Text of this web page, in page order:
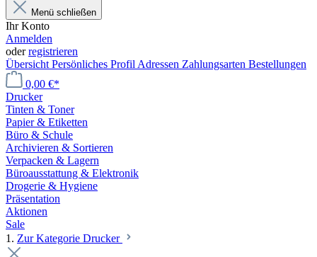
Menü schließen
Ihr Konto
Anmelden
oderregistrieren
Übersicht Persönliches Profil Adressen Zahlungsarten Bestellungen
0,00 €*
Drucker
Tinten & Toner
Papier & Etiketten
Büro & Schule
Archivieren & Sortieren
Verpacken & Lagern
Büroausstattung & Elektronik
Drogerie & Hygiene
Präsentation
Aktionen
Sale
1. Zur Kategorie Drucker